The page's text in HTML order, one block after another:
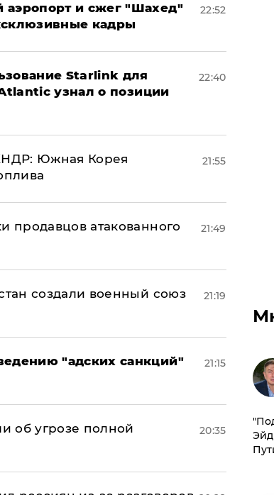
и сжег "Шахед"
кадры
22:52
Starlink для
узнал о позиции
22:40
Южная Корея
21:55
продавцов атакованного
21:49
создали военный союз
21:19
"адских санкций"
21:15
об угрозе полной
20:35